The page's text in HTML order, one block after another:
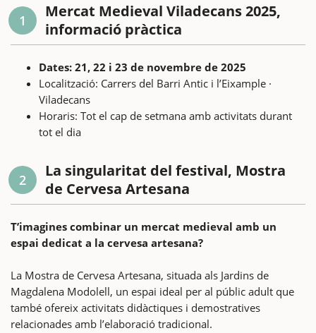
1
Mercat Medieval Viladecans 2025,
informació pràctica
Dates: 21, 22 i 23 de novembre de 2025
Localització: Carrers del Barri Antic i l’Eixample ·
Viladecans
Horaris: Tot el cap de setmana amb activitats durant
tot el dia
2
La singularitat del festival, Mostra
de Cervesa Artesana
T’imagines combinar un mercat medieval amb un
espai dedicat a la cervesa artesana?
La Mostra de Cervesa Artesana, situada als Jardins de
Magdalena Modolell, un espai ideal per al públic adult que
també ofereix activitats didàctiques i demostratives
relacionades amb l’elaboració tradicional.